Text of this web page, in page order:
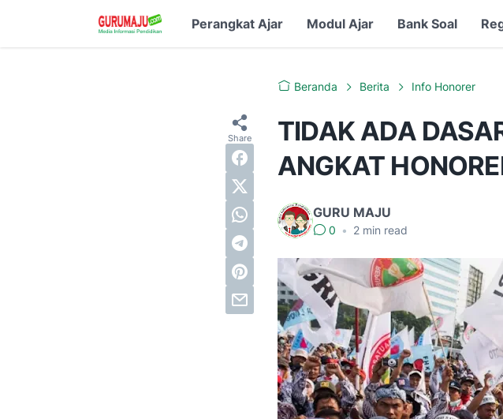
Perangkat Ajar Modul Ajar Bank Soal
Beranda Berita Info Honorer
TIDAK ADA
ANGKAT
GURU MAJU
0 • 2 min read